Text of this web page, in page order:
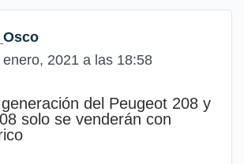
enero, 2021 a las 18:58
del Peugeot 208 y
solo se venderán con